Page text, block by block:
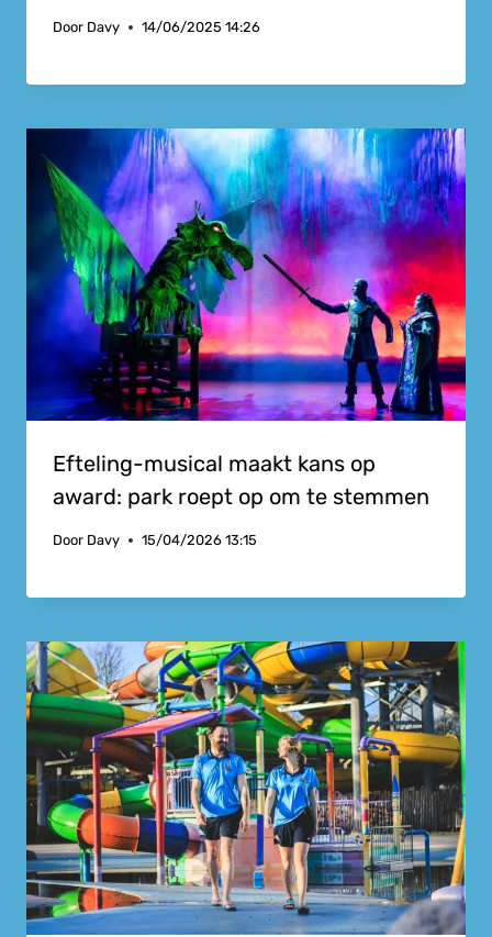
Door Davy 14/06/2025 14:26
Efteling-musical maakt kans op
award: park roept op om te stemmen
Door Davy 15/04/2026 13:15